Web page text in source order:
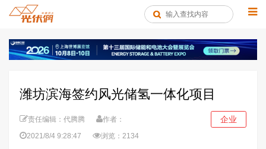
潍坊滨海签约风光储氢一体化项目
责任编辑：代腾腾
作者：
2021/8/4 9:28:47
浏览：2134
企业